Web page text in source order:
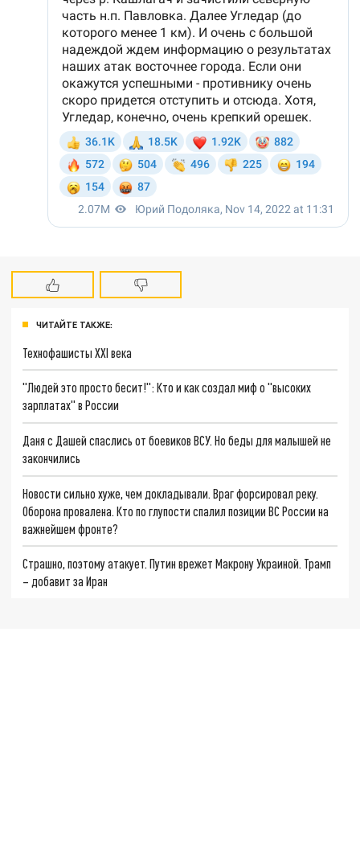
ЧИТАЙТЕ ТАКЖЕ:
Технофашисты XXI века
"Людей это просто бесит!": Кто и как создал миф о "высоких
зарплатах" в России
Даня с Дашей спаслись от боевиков ВСУ. Но беды для малышей не
закончились
Новости сильно хуже, чем докладывали. Враг форсировал реку.
Оборона провалена. Кто по глупости спалил позиции ВС России на
важнейшем фронте?
Страшно, поэтому атакует. Путин врежет Макрону Украиной. Трамп
– добавит за Иран